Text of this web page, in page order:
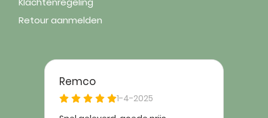
Retour aanmelden